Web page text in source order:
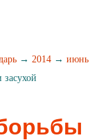
→ 2014 → июнь